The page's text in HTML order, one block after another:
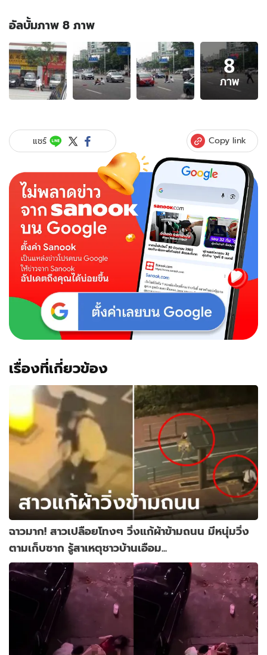
อัลบั้มภาพ 8 ภาพ
อัลบั้ม
ภาพ
8
ภาพ
ของ
ตะลึง!
คู่รัก
จีน
ทะเลาะ
กลาง
ถนน
8
ภาพ
แชร์ Copy link
เรื่องที่เกี่ยวข้อง
ฉาวมาก! สาวเปลือยโทงๆ วิ่งแก้ผ้าข้ามถนน มีหนุ่มวิ่ง
ตามเก็บซาก รู้สาเหตุชาวบ้านเอือม...